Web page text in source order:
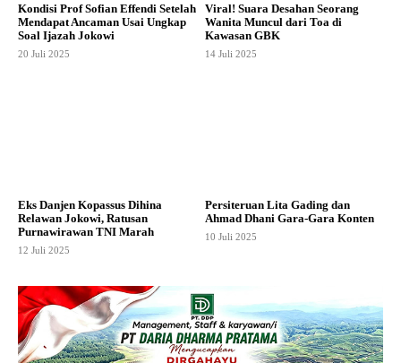
Kondisi Prof Sofian Effendi Setelah
Mendapat Ancaman Usai Ungkap
Soal Ijazah Jokowi
20 Juli 2025
Viral! Suara Desahan Seorang
Wanita Muncul dari Toa di
Kawasan GBK
14 Juli 2025
Eks Danjen Kopassus Dihina
Relawan Jokowi, Ratusan
Purnawirawan TNI Marah
12 Juli 2025
Persiteruan Lita Gading dan
Ahmad Dhani Gara-Gara Konten
10 Juli 2025